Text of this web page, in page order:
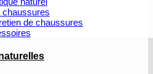
de chaussures